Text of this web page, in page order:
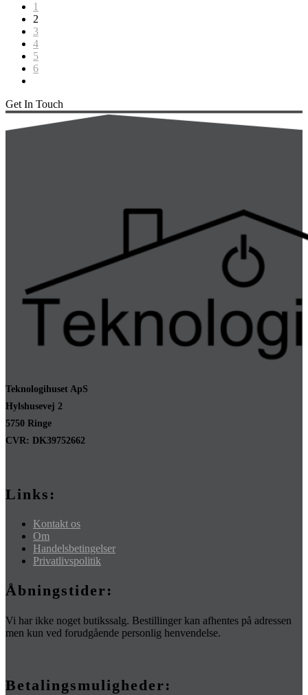
1
2
3
4
5
6
Get In Touch
Teknologihuset ApS
Hylshusevej 2
5750 Ringe
CVR: DK39752662
Links:
Kontakt os
Om
Handelsbetingelser
Privatlivspolitik
Åbningstider:
Vi har ikke noget butikssalg. Bestillinger kan afhentes på adressen
men kun ved forudgående personlig henvendelse.
Betalingsmuligheder: